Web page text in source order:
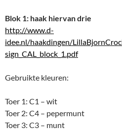
Blok 1: haak hiervan drie
http://www.d-
idee.nl/haakdingen/
sign_CAL_block_1.pdf
Gebruikte kleuren:
Toer 1: C1 – wit
Toer 2: C4 – pepermunt
Toer 3: C3 – munt